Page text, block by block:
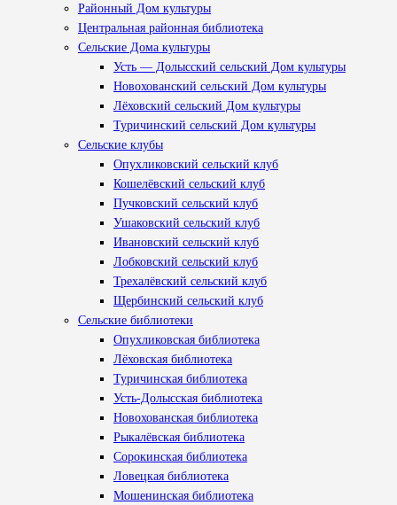
Районный Дом культуры
Центральная районная библиотека
Сельские Дома культуры
Усть — Долысский сельский Дом культуры
Новохованский сельский Дом культуры
Лёховский сельский Дом культуры
Туричинский сельский Дом культуры
Сельские клубы
Опухликовский сельский клуб
Кошелёвский сельский клуб
Пучковский сельский клуб
Ушаковский сельский клуб
Ивановский сельский клуб
Лобковский сельский клуб
Трехалёвский сельский клуб
Щербинский сельский клуб
Сельские библиотеки
Опухликовская библиотека
Лёховская библиотека
Туричинская библиотека
Усть-Долысская библиотека
Новохованская библиотека
Рыкалёвская библиотека
Сорокинская библиотека
Ловецкая библиотека
Мошенинская библиотека